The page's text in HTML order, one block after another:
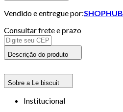
Vendido e entregue por:SHOPHUB
Consultar frete e prazo
Descrição do produto
Sobre a Le biscuit
Institucional